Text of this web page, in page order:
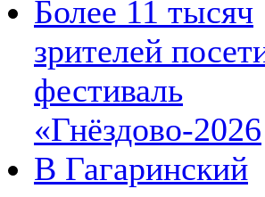
Более 11 тысяч
зрителей
фестиваль
«Гнёздово-2026
В Гагаринский